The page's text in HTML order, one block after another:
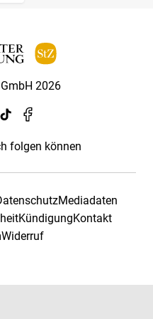
2026
folgen können
Mediadaten
KündigungKontakt
Widerruf